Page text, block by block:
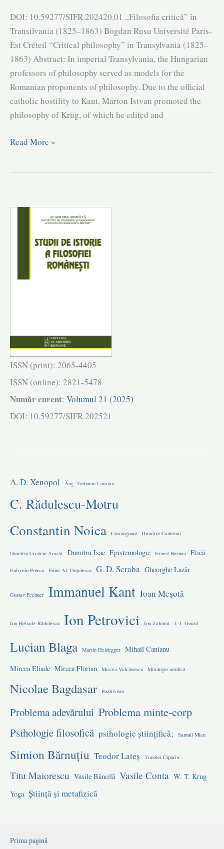
filosofică
în
istoria
filosofiei
românești
|
Titus
Lates
DOI: 10.59277/SIFR.202420.01 „Filosofia critică” în
Transilvania (1825–1863) Bogdan Rusu Université Paris-
Est Créteil “Critical philosophy” in Transylvania (1825–
1863) Abstract: In imperial Transylvania, the Hungarian
professors of philosophy served as models for the
Romanian proponents of philosophy. Due to the official
catholic hostility to Kant, Márton Istvan promoted the
philosophy of Krug, of which he edited and
„Filosofia
1863)
Bogdan
Read More »
ISSN (print): 2065-4405
ISSN (online): 2821-5478
Număr curent: Volumul 21 (2025)
DOI: 10.59277/SIFR.202521
A. D. Xenopol Aug. Treboniu Laurian
C. Rădulescu-Motru
Constantin Noica Cosmogonie Dimitrie Cantemir
Dumitru Cristian Amzăr Dumitru Isac Epistemologie Ernest Bernea Etică
Eufrosin Poteca Fanu-Al. Duțulescu G. D. Scraba Gheorghe Lazăr
Gustav Fechner Immanuel Kant Ioan Meșotă
Ion Heliade-Rădulescu Ion Petrovici Ion Zalomit J.-J. Gourd
Lucian Blaga Martin Heidegger Mihail Canianu
Mircea Eliade Mircea Florian Mircea Vulcănescu Mitologie nordică
Nicolae Bagdasar Pozitivism
Problema adevărului Problema minte-corp
Psihologie filosofică psihologie științifică; Samuil Micu
Simion Bărnuțiu Teodor Lateș Timotei Cipariu
Titu Maiorescu Vasile Băncilă Vasile Conta W. T. Krug
Yoga Știință și metafizică
Prima pagină